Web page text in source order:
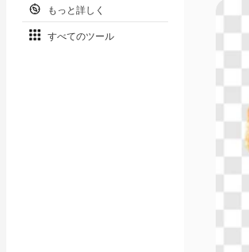
もっと詳しく
すべてのツール